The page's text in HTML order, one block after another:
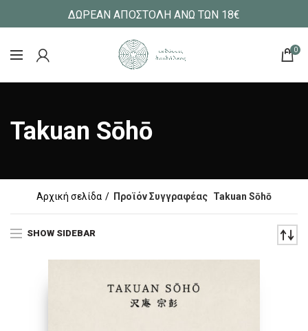
ΔΩΡΕΑΝ ΑΠΟΣΤΟΛΗ ΑΝΩ ΤΩΝ 18€
0
Takuan Sōhō
Αρχική σελίδα Προϊόν Συγγραφέας Takuan Sōhō
SHOW SIDEBAR